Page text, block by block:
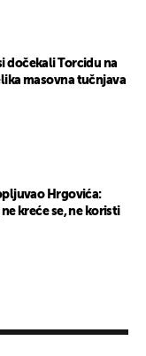
dočekali Torcidu na
masovna tučnjava
Hrgovića:
kreće se, ne koristi